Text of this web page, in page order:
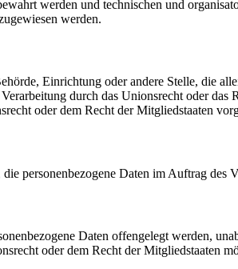
werden und technischen und
werden.
Einrichtung oder andere Stelle, die
durch das Unionsrecht oder das
oder dem Recht der Mitgliedstaaten
personenbezogene Daten im Auftrag des
Daten offengelegt werden,
oder dem Recht der Mitgliedstaaten